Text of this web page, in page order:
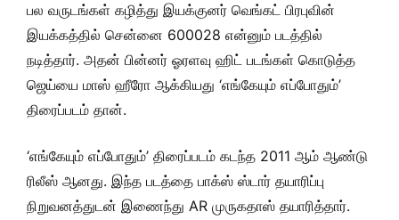
பல வருடங்கள் கழித்து இயக்குனர் வெங்கட் பிரபுவின்
இயக்கத்தில் சென்னை 600028 என்னும் படத்தில்
நடித்தார். அதன் பின்னர் ஓரளவு ஹிட் படங்கள் கொடுத்த
ஜெய்யை மாஸ் ஹீரோ ஆக்கியது ‘எங்கேயும் எப்போதும்’
திரைப்படம் தான்.
‘எங்கேயும் எப்போதும்’ திரைப்படம் கடந்த 2011 ஆம் ஆண்டு
ரிலீஸ் ஆனது. இந்த படத்தை பாக்ஸ் ஸ்டார் தயாரிப்பு
நிறுவனத்துடன் இணைந்து AR முருகதாஸ் தயாரித்தார்.